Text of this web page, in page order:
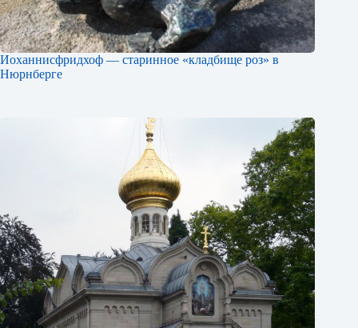
Иоханнисфридхоф — старинное «кладбище роз» в
Нюрнберге